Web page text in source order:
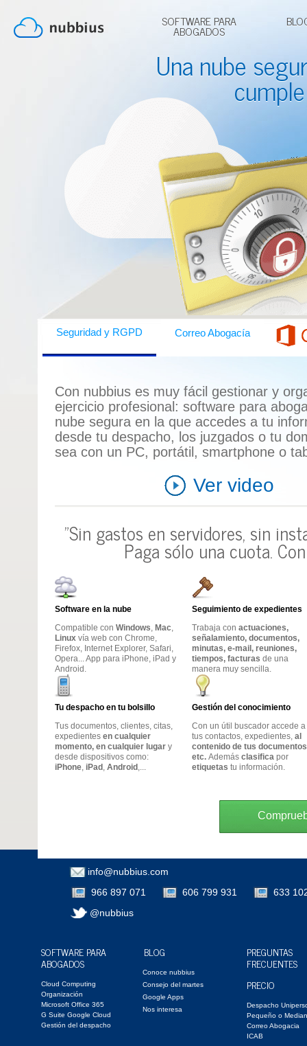
SOFTWARE PARA
ABOGADOS
Una nube
Seguridad y RGPD Correo Abogacía
Con nubbius es muy fácil gestionar y
ejercicio profesional: software para
nube segura en la que accedes a tu
desde tu despacho, los juzgados o tu
sea con un PC, portátil, smartphone o
Ver video
"Sin gastos en servidores, sin
Paga sólo una cuota.
Software en la nube
Compatible con Windows, Mac,
Linux vía web con Chrome,
Firefox, Internet Explorer, Safari,
Opera... App para iPhone, iPad y
Android.
Seguimiento de expedientes
Trabaja con actuaciones,
señalamiento, documentos,
minutas, e-mail, reuniones,
tiempos, facturas de una
manera muy sencilla.
Tu despacho en tu bolsillo
Tus documentos, clientes, citas,
expedientes en cualquier
momento, en cualquier lugar y
desde dispositivos como:
iPhone, iPad , Android ,...
Gestión del conocimiento
Con un útil buscador accede a
tus contactos, expedientes, al
contenido de tus
etc. Además clasifica por
etiquetas tu información.
info@nubbius.com
966 897 071
606 799 931
633
@nubbius
SOFTWARE PARA
ABOGADOS
Cloud Computing
Organización
Microsoft Office 365
G Suite Google Cloud
Gestión del despacho
BLOG
Conoce nubbius
Consejo del martes
Google Apps
Nos interesa
PREGUNTAS
FRECUENTES
PRECIO
Despacho
Pequeño o
Correo Abogacia
ICAB